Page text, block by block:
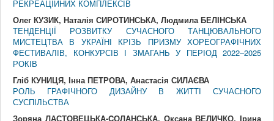
РЕКРЕАЦІЙНИХ КОМПЛЕКСІВ
Олег КУЗИК, Наталія СИРОТИНСЬКА, Людмила БЕЛІНСЬКА
ТЕНДЕНЦІЇ РОЗВИТКУ СУЧАСНОГО ТАНЦЮВАЛЬНОГО
МИСТЕЦТВА В УКРАЇНІ КРІЗЬ ПРИЗМУ ХОРЕОГРАФІЧНИХ
ФЕСТИВАЛІВ, КОНКУРСІВ І ЗМАГАНЬ У ПЕРІОД 2022–2025
РОКІВ
Гліб КУНИЦЯ, Інна ПЕТРОВА, Анастасія СИЛАЄВА
РОЛЬ ГРАФІЧНОГО ДИЗАЙНУ В ЖИТТІ СУЧАСНОГО
СУСПІЛЬСТВА
Зоряна ЛАСТОВЕЦЬКА-CОЛАНСЬКА, Оксана ВЕЛИЧКО, Ірина